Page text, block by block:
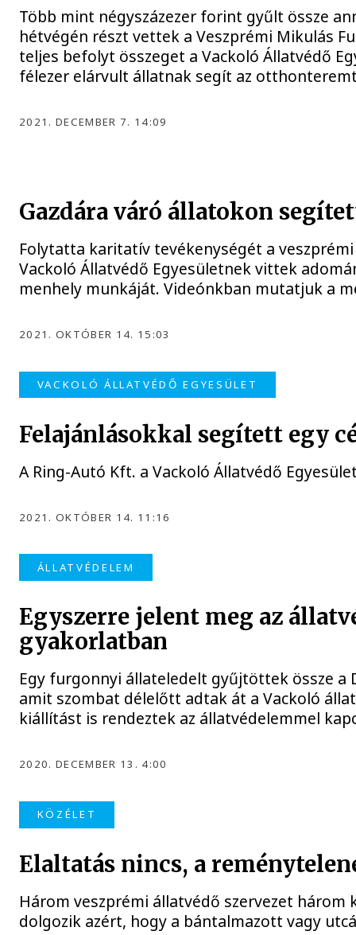
Több mint négyszázezer forint gyűlt össze
hétvégén részt vettek a Veszprémi Mikulás
teljes befolyt összeget a Vackoló Állatvédő
félezer elárvult állatnak segít az
2021. DECEMBER 7. 14:09
Gazdára váró állatokon
Folytatta karitatív tevékenységét a
Vackoló Állatvédő Egyesületnek vittek
menhely munkáját. Videónkban mutatjuk a
2021. OKTÓBER 14. 15:03
VACKOLÓ ÁLLATVÉDŐ EGYESÜLET
Felajánlásokkal segített egy
A Ring-Autó Kft. a Vackoló Állatvédő
2021. OKTÓBER 14. 11:16
ÁLLATVÉDELEM
Egyszerre jelent meg az
gyakorlatban
Egy furgonnyi állateledelt gyűjtöttek össze a
amit szombat délelőtt adtak át a Vackoló
kiállítást is rendeztek az állatvédelemmel
2020. DECEMBER 13. 4:00
KÖZÉLET
Elaltatás nincs, a
Három veszprémi állatvédő szervezet
dolgozik azért, hogy a bántalmazott vagy